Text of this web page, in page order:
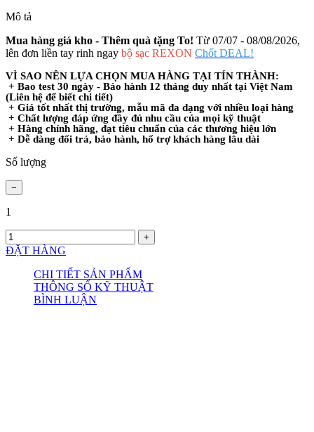
Mô tả
Mua hàng giá kho - Thêm quà tặng To! Từ 07/07 - 08/08/2026,
lên đơn liền tay rinh ngay bộ sạc REXON Chốt DEAL!
VÌ SAO NÊN LỰA CHỌN MUA HÀNG TẠI TÍN THÀNH:
+ Bao test 30 ngày - Bảo hành 12 tháng duy nhất tại Việt Nam
(Liên hệ để biết chi tiết)
+ Giá tốt nhất thị trường, mẫu mã đa dạng với nhiều loại hàng
+ Chất lượng đáp ứng đầy đủ nhu cầu của mọi kỹ thuật
+ Hàng chính hãng, đạt tiêu chuẩn của các thương hiệu lớn
+ Dễ dàng đổi trả, bảo hành, hổ trợ khách hàng lâu dài
Số lượng
1
ĐẶT HÀNG
CHI TIẾT SẢN PHẨM
THÔNG SỐ KỸ THUẬT
BÌNH LUẬN